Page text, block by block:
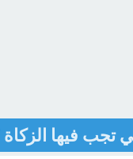
تجب فيها